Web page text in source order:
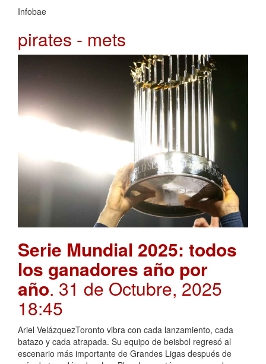
Infobae
pirates - mets
Serie Mundial 2025: todos
los ganadores año por
año. 31 de Octubre, 2025
18:45
Ariel VelázquezToronto vibra con cada lanzamiento, cada
batazo y cada atrapada. Su equipo de beisbol regresó al
escenario más importante de Grandes Ligas después de